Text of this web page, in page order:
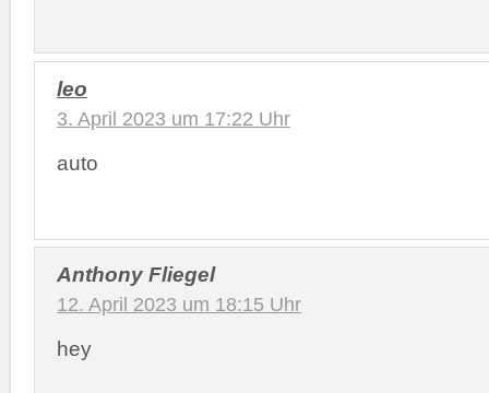
leo
3. April 2023 um 17:22 Uhr
auto
Anthony Fliegel
12. April 2023 um 18:15 Uhr
hey